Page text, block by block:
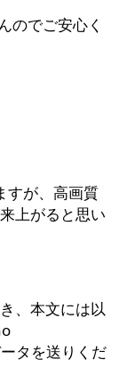
のでご安心く
すが、高画質
上がると思い
、本文には以
タを送りくだ